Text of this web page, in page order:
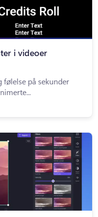
Logg på
i videoer
følelse på sekunder